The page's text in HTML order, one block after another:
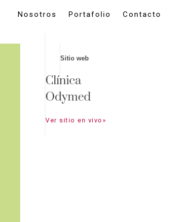
Nosotros Portafolio Contacto
Sitio web
Clínica
Odymed
Ver sitio en vivo»